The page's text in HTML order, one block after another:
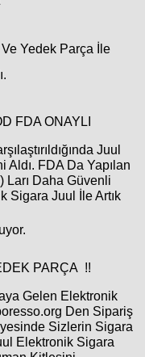
Yedek Parça İle
FDA ONAYLI
Juul
Aldı. FDA Da Yapılan
Ları Daha Güvenli
Sigara Juul İle Artık
PARÇA !!
Gelen Elektronik
Den Sipariş
Sizlerin Sigara
Elektronik Sigara